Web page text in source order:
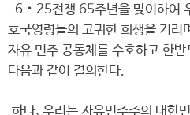
6‧25전쟁 65주년을 맞이하여
호국영령들의 고귀한 희생을 기리
자유 민주 공동체를 수호하고 한
다음과 같이 결의한다.
하나, 우리는 자유민주주의 대한